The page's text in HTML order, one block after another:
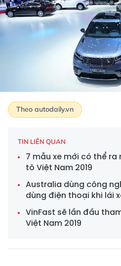
Theo autodaily.vn
TIN LIÊN QUAN
7 mẫu xe mới có thể
tô Việt Nam 2019
Australia dùng công
dùng điện thoại khi lái
VinFast sẽ lần đầu
Việt Nam 2019